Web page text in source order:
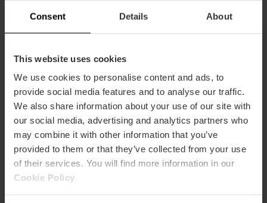
Consent Details About
This website uses cookies
We use cookies to personalise content and ads, to
provide social media features and to analyse our traffic.
We also share information about your use of our site with
our social media, advertising and analytics partners who
may combine it with other information that you’ve
provided to them or that they’ve collected from your use
of their services. You will find more information in our
Cookie Policy